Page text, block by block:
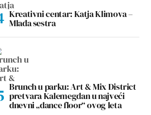
Kreativni centar: Katja Klimova –
Mlađa sestra
Brunch u parku: Art & Mix District
pretvara Kalemegdan u najveći
dnevni „dance floor“ ovog leta